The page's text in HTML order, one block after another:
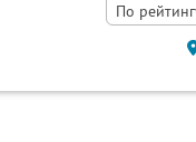
По